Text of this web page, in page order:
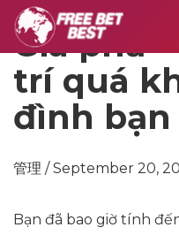
Gia phả
trí quá
đình bạn
管理 / September 20,
Bạn đã bao giờ tính